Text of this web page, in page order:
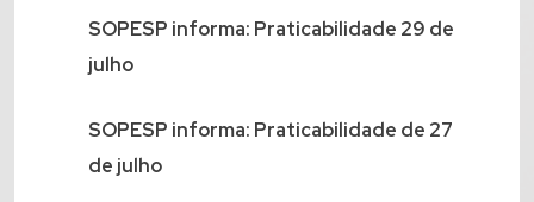
SOPESP informa: Praticabilidade 29 de
julho
SOPESP informa: Praticabilidade de 27
de julho